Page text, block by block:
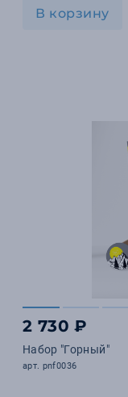
В корзину
2 730 ₽
Набор "Горный"
арт. pnf0036